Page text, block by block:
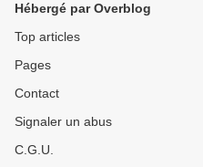
Hébergé par Overblog
Top articles
Pages
Contact
Signaler un abus
C.G.U.